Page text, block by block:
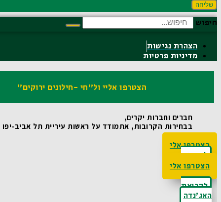
שליחה
חיפוש
הצהרת נגישות
מדיניות פרטיות
הצטרפו אליי ול"חי -חילונים ירוקים"
חברים וחברות יקרים,
בבחירות הקרובות, אתמודד על ראשות עיריית תל אביב-יפו
הצטרפו אלי
לקריאת
האג'נדה
הצטרפו אלי
לקריאת
האג'נדה